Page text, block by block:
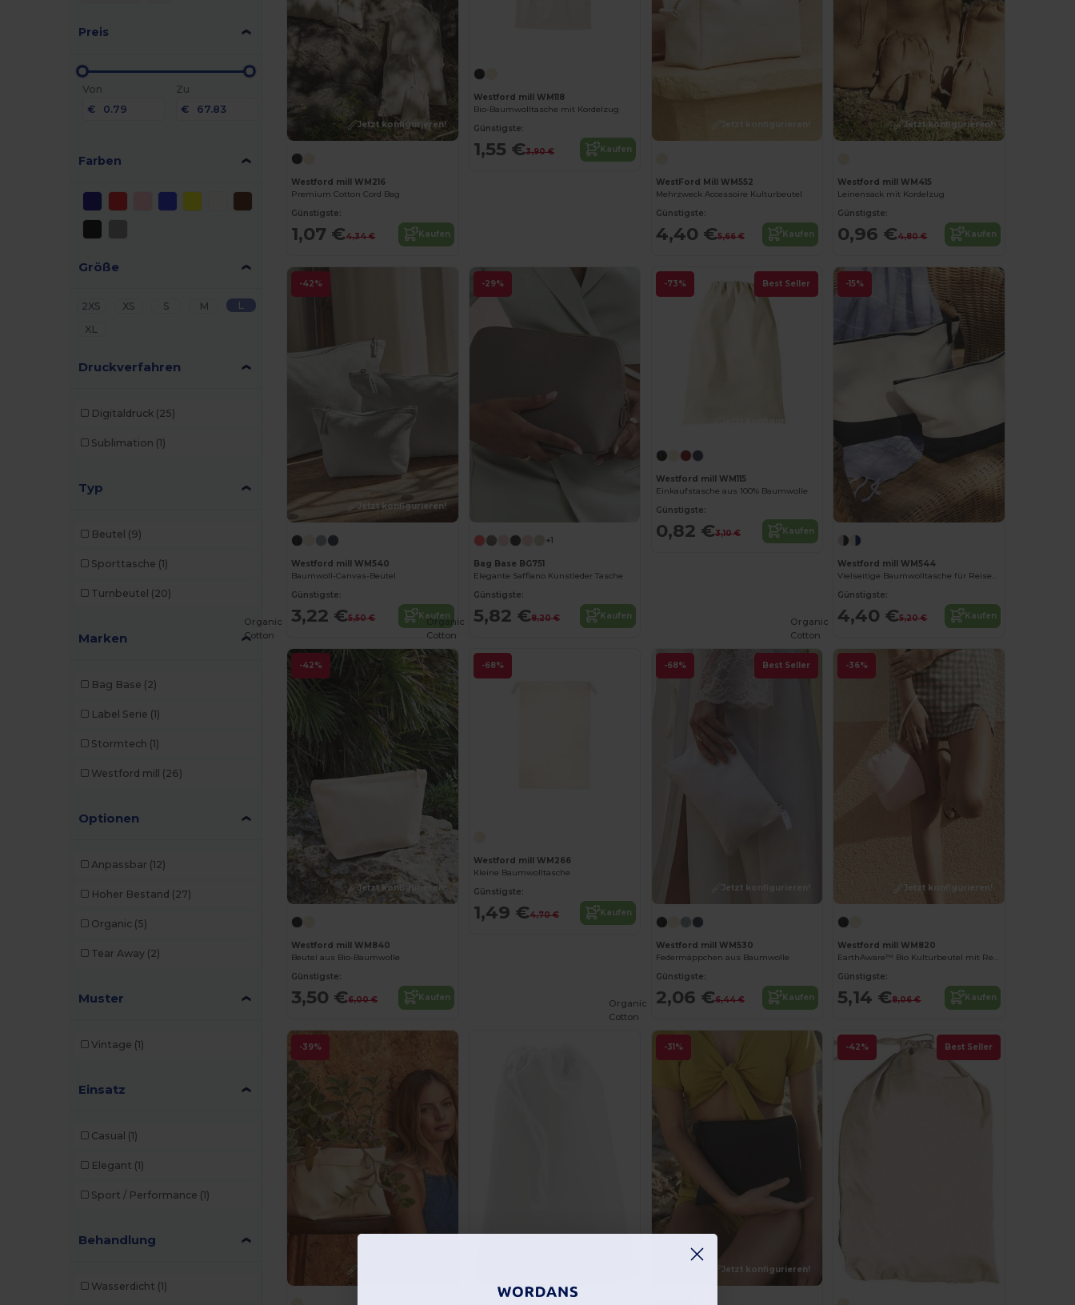
Preis
Von
€
Zu
€
Farben
Größe
2XS XS S M
L
XL
Druckverfahren
Digitaldruck (25)
Sublimation (1)
Typ
Beutel (9)
Sporttasche (1)
Turnbeutel (20)
Marken
Bag Base (2)
Label Serie (1)
Stormtech (1)
Westford mill (26)
Optionen
Anpassbar (12)
Hoher Bestand (27)
Organic (5)
Tear Away (2)
Muster
Vintage (1)
Einsatz
Casual (1)
Elegant (1)
Sport / Performance (1)
Behandlung
Wasserdicht (1)
Jetzt konfigurieren!
Westford mill WM216
Premium Cotton Cord Bag
Günstigste:
1,07 €4,34 € Kaufen
Westford mill WM118
Bio-Baumwolltasche mit Kordelzug
Günstigste:
1,55 €3,90 € Kaufen
Jetzt konfigurieren!
WestFord Mill WM552
Mehrzweck Accessoire Kulturbeutel
Günstigste:
4,40 €5,66 € Kaufen
Jetzt konfigurieren!
Westford mill WM415
Leinensack mit Kordelzug
Günstigste:
0,96 €4,80 € Kaufen
-42%
Jetzt konfigurieren!
Westford mill WM540
Baumwoll-Canvas-Beutel
Günstigste:
3,22 €5,50 € Kaufen
-29%
+1
Bag Base BG751
Elegante Saffiano Kunstleder Tasche
Günstigste:
5,82 €8,20 € Kaufen
-73% Best Seller
Westford mill WM115
Einkaufstasche aus 100% Baumwolle
Günstigste:
0,82 €3,10 € Kaufen
-15%
Westford mill WM544
Vielseitige Baumwolltasche für Reisen und Alltag
Günstigste:
4,40 €5,20 € Kaufen
-42%
Organic
Cotton
Jetzt konfigurieren!
Westford mill WM840
Beutel aus Bio-Baumwolle
Günstigste:
3,50 €6,00 € Kaufen
-68%
Organic
Cotton
Westford mill WM266
Kleine Baumwolltasche
Günstigste:
1,49 €4,70 € Kaufen
-68% Best Seller
Jetzt konfigurieren!
Westford mill WM530
Federmäppchen aus Baumwolle
Günstigste:
2,06 €6,44 € Kaufen
-36%
Organic
Cotton
Jetzt konfigurieren!
Westford mill WM820
EarthAware™ Bio Kulturbeutel mit Reißverschluss
Günstigste:
5,14 €8,06 € Kaufen
-39%
Jetzt konfigurieren!
-31%
Organic
Cotton
Jetzt konfigurieren!
-42% Best Seller